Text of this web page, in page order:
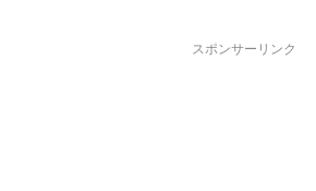
スポンサーリンク